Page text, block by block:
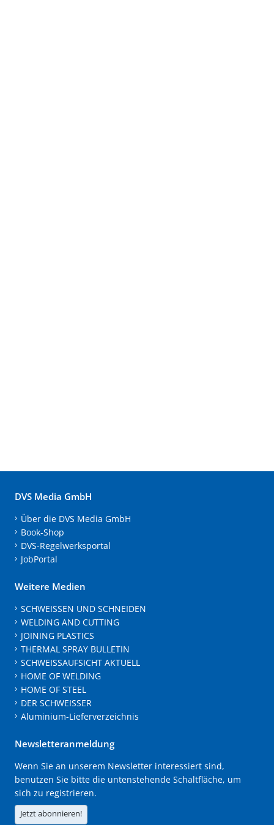
DVS Media GmbH
Über die DVS Media GmbH
Book-Shop
DVS-Regelwerksportal
JobPortal
Weitere Medien
SCHWEISSEN UND SCHNEIDEN
WELDING AND CUTTING
JOINING PLASTICS
THERMAL SPRAY BULLETIN
SCHWEISSAUFSICHT AKTUELL
HOME OF WELDING
HOME OF STEEL
DER SCHWEISSER
Aluminium-Lieferverzeichnis
Newsletteranmeldung
Wenn Sie an unserem Newsletter interessiert sind,
benutzen Sie bitte die untenstehende Schaltfläche, um
sich zu registrieren.
Jetzt abonnieren!